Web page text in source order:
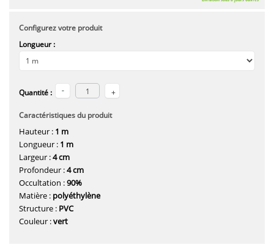
Configurez votre produit
Longueur :
Quantité :
Caractéristiques du produit
Hauteur : 1 m
Longueur : 1 m
Largeur :4 cm
Profondeur :4 cm
Occultation :90%
Matière : polyéthylène
Structure : PVC
Couleur :vert